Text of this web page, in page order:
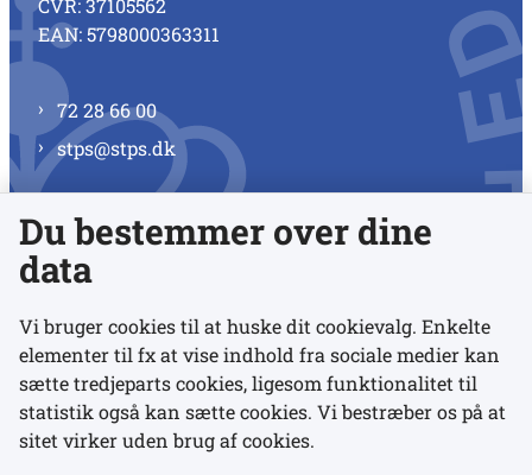
CVR: 37105562
EAN: 5798000363311
72 28 66 00
stps@stps.dk
Se alle kontaktnumre
Links
Udgivelser
Du bestemmer over dine
data
Vi bruger cookies til at huske dit cookievalg. Enkelte
elementer til fx at vise indhold fra sociale medier kan
sætte tredjeparts cookies, ligesom funktionalitet til
statistik også kan sætte cookies. Vi bestræber os på at
sitet virker uden brug af cookies.